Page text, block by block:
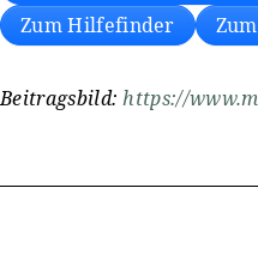
Zum Hilfefinder
Beitragsbild:https://